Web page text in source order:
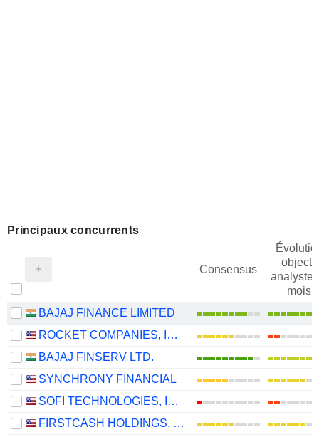
Principaux concurrents
Consensus
objectif
mois
BAJAJ FINANCE LIMITED
ROCKET COMPANIES, INC.
BAJAJ FINSERV LTD.
SYNCHRONY FINANCIAL
SOFI TECHNOLOGIES, INC.
FIRSTCASH HOLDINGS, INC.